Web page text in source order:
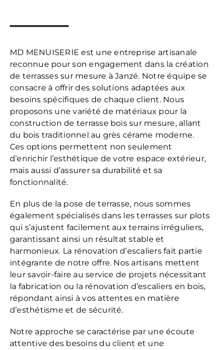
MD MENUISERIE est une entreprise artisanale
reconnue pour son engagement dans la création
de terrasses sur mesure à Janzé. Notre équipe se
consacre à offrir des solutions adaptées aux
besoins spécifiques de chaque client. Nous
proposons une variété de matériaux pour la
construction de terrasse bois sur mesure, allant
du bois traditionnel au grès cérame moderne.
Ces options permettent non seulement
d’enrichir l’esthétique de votre espace extérieur,
mais aussi d’assurer sa durabilité et sa
fonctionnalité.
En plus de la pose de terrasse, nous sommes
également spécialisés dans les terrasses sur plots
qui s’ajustent facilement aux terrains irréguliers,
garantissant ainsi un résultat stable et
harmonieux. La rénovation d’escaliers fait partie
intégrante de notre offre. Nos artisans mettent
leur savoir-faire au service de projets nécessitant
la fabrication ou la rénovation d’escaliers en bois,
répondant ainsi à vos attentes en matière
d’esthétisme et de sécurité.
Notre approche se caractérise par une écoute
attentive des besoins du client et une